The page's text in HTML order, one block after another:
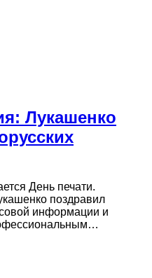
Лукашенко
День печати.
поздравил
информации и